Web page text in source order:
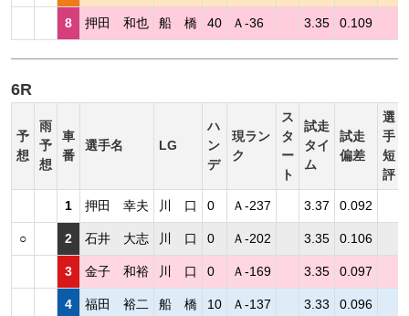
8 押田 和也 船 橋 40 Ａ-36 3.35 0.109
6R
予
想
雨
予
想
車
番
選手名 LG
ハ
ン
デ
現ラン
ク
ス
タ
ー
ト
試走
タイ
ム
試走
偏差
選
手
短
評
1 押田 幸夫 川 口 0 Ａ-237 3.37 0.092
○ 2 石井 大志 川 口 0 Ａ-202 3.35 0.106
3 金子 和裕 川 口 0 Ａ-169 3.35 0.097
4 福田 裕二 船 橋 10 Ａ-137 3.33 0.096